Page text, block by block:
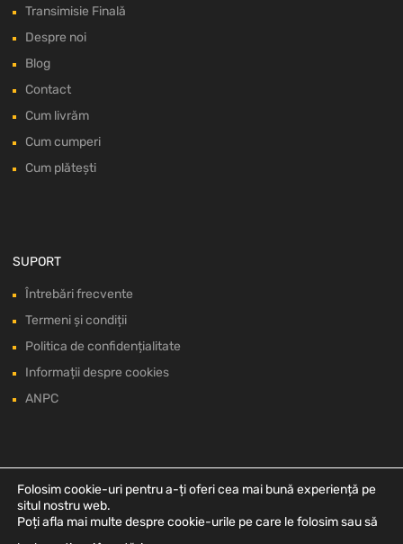
Transimisie Finală
Despre noi
Blog
Contact
Cum livrăm
Cum cumperi
Cum plătești
SUPORT
Întrebări frecvente
Termeni și condiții
Politica de confidențialitate
Informații despre cookies
ANPC
Folosim cookie-uri pentru a-ți oferi cea mai bună experiență pe
situl nostru web.
Poți afla mai multe despre cookie-urile pe care le folosim sau să